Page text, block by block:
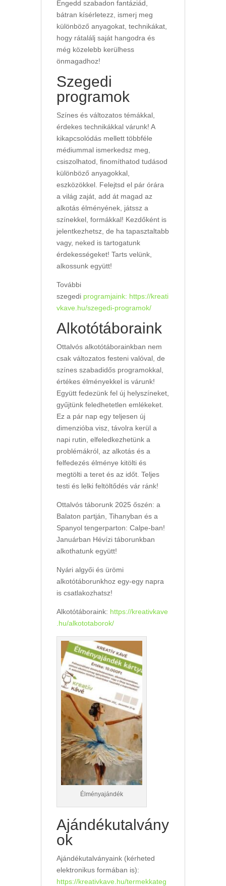
Engedd szabadon fantáziád,
bátran kísérletezz, ismerj meg
különböző anyagokat, technikákat,
hogy rátalálj saját hangodra és
még közelebb kerülhess
önmagadhoz!
Szegedi
programok
Színes és változatos témákkal,
érdekes technikákkal várunk! A
kikapcsolódás mellett többféle
médiummal ismerkedsz meg,
csiszolhatod, finomíthatod tudásod
különböző anyagokkal,
eszközökkel. Felejtsd el pár órára
a világ zaját, add át magad az
alkotás élményének, játssz a
színekkel, formákkal! Kezdőként is
jelentkezhetsz, de ha tapasztaltabb
vagy, neked is tartogatunk
érdekességeket! Tarts velünk,
alkossunk együtt!
További
szegediprogramjaink: https://kreati
vkave.hu/szegedi-programok/
Alkotótáboraink
Ottalvós alkotótáborainkban nem
csak változatos festeni valóval, de
színes szabadidős programokkal,
értékes élményekkel is várunk!
Együtt fedezünk fel új helyszíneket,
gyűjtünk feledhetetlen emlékeket.
Ez a pár nap egy teljesen új
dimenzióba visz, távolra kerül a
napi rutin, elfeledkezhetünk a
problémákról, az alkotás és a
felfedezés élménye kitölti és
megtölti a teret és az időt. Teljes
testi és lelki feltöltődés vár ránk!
Ottalvós táborunk 2025 őszén: a
Balaton partján, Tihanyban és a
Spanyol tengerparton: Calpe-ban!
Januárban Hévízi táborunkban
alkothatunk együtt!
Nyári algyői és ürömi
alkotótáborunkhoz egy-egy napra
is csatlakozhatsz!
Alkotótáboraink: https://kreativkave
.hu/alkototaborok/
Élményajándék
Ajándékutalvány
ok
Ajándékutalványaink (kérheted
elektronikus formában is):
https://kreativkave.hu/termekkateg